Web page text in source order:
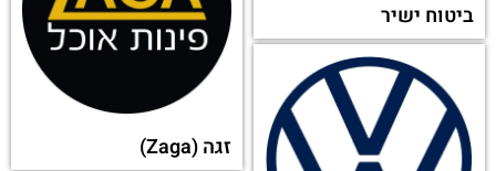
ביטוח ישיר
זגה (Zaga)